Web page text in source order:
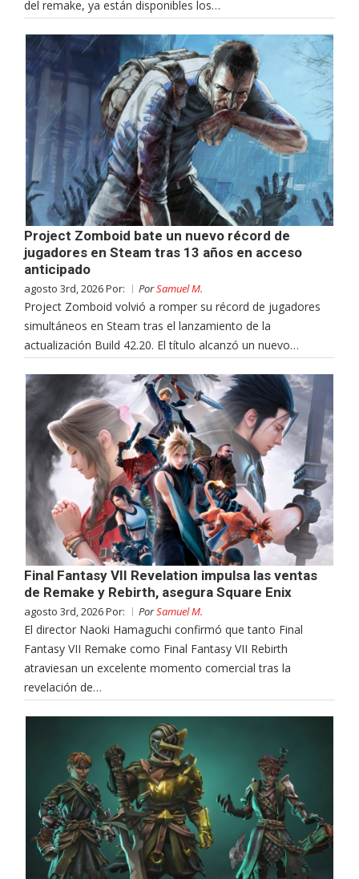
del remake, ya están disponibles los…
Project Zomboid bate un nuevo récord de
jugadores en Steam tras 13 años en acceso
anticipado
agosto 3rd, 2026 Por: PorSamuel M.
Project Zomboid volvió a romper su récord de jugadores
simultáneos en Steam tras el lanzamiento de la
actualización Build 42.20. El título alcanzó un nuevo…
Final Fantasy VII Revelation impulsa las ventas
de Remake y Rebirth, asegura Square Enix
agosto 3rd, 2026 Por: PorSamuel M.
El director Naoki Hamaguchi confirmó que tanto Final
Fantasy VII Remake como Final Fantasy VII Rebirth
atraviesan un excelente momento comercial tras la
revelación de…